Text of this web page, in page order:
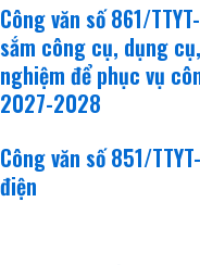
Công văn số 861/
sắm công cụ, dụng
nghiệm để phục vụ
2027-2028
Công văn số 851/
điện